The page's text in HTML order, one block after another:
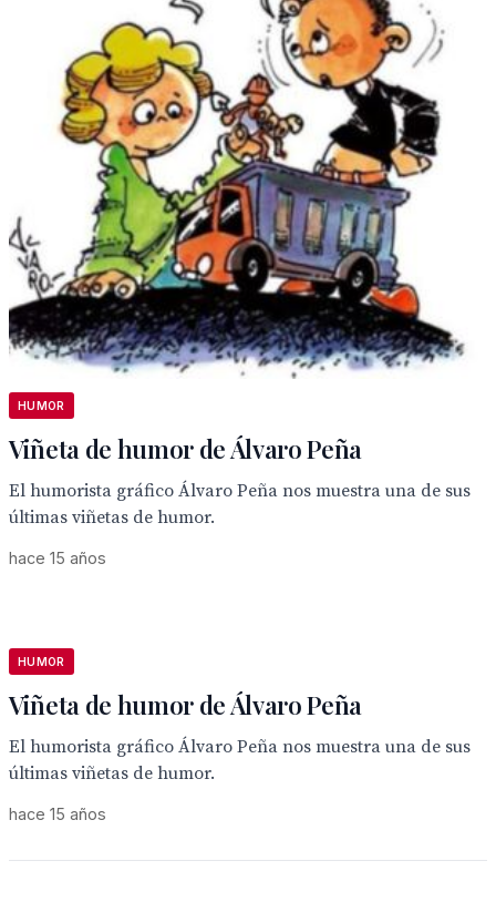
HUMOR
Viñeta de humor de Álvaro Peña
El humorista gráfico Álvaro Peña nos muestra una de sus
últimas viñetas de humor.
hace 15 años
HUMOR
Viñeta de humor de Álvaro Peña
El humorista gráfico Álvaro Peña nos muestra una de sus
últimas viñetas de humor.
hace 15 años